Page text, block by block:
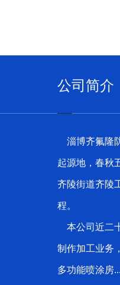
公司简介
淄博齐氟隆
起源地，春秋
齐陵街道齐陵
程。
本公司近二
制作加工业务
多功能喷涂房...